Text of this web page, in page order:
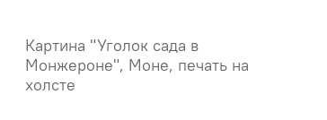
Картина "Уголок сада в
Монжероне", Моне, печать на
холсте